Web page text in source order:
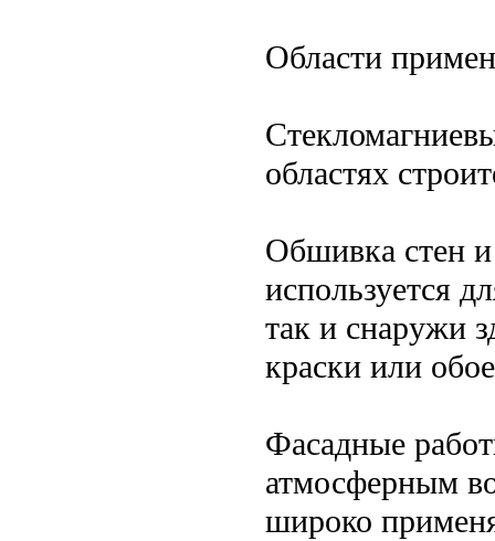
Области
областях
Обшивка стен и
используется
так и снаружи
краски или
Фасадные
атмосферным
широко